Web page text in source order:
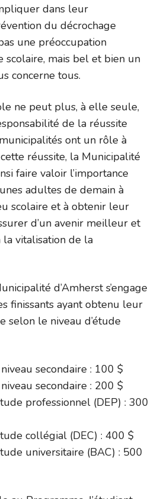
dans leur
du décrochage
une préoccupation
scolaire, mais bel et bien un
concerne tous.
ne peut plus, à elle seule,
de la réussite
ont un rôle à
réussite, la Municipalité
faire valoir l’importance
adultes de demain à
scolaire et à obtenir leur
d’un avenir meilleur et
vitalisation de la
d’Amherst s’engage
finissants ayant obtenu leur
selon le niveau d’étude
secondaire : 100 $
secondaire : 200 $
professionnel (DEP) : 300
collégial (DEC) : 400 $
universitaire (BAC) : 500